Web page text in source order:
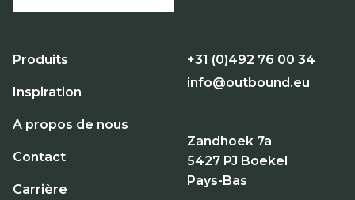
Produits
Inspiration
A propos de nous
Contact
Carrière
+31 (0)492 76 00 34
info@outbound.eu
Zandhoek 7a
5427 PJ Boekel
Pays-Bas